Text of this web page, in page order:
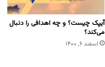
آیپک چیست؟ و چه اهدافی را دنبال
می‌کند؟
اسفند ۶, ۱۴۰۰